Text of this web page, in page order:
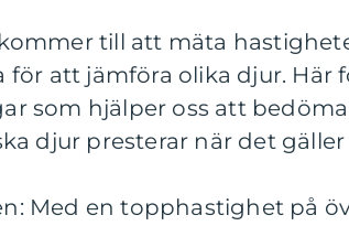
till att mäta
för att jämföra olika djur. Här
som hjälper oss att
djur presterar när det
Med en topphastighet på